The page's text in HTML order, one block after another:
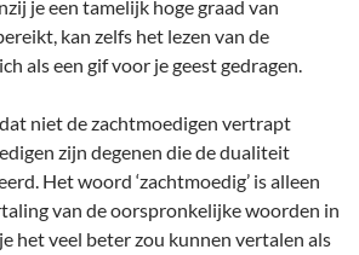
je een tamelijk hoge graad van
kan zelfs het lezen van de
als een gif voor je geest gedragen.
niet de zachtmoedigen vertrapt
zijn degenen die de dualiteit
Het woord ‘zachtmoedig’ is alleen
van de oorspronkelijke woorden in
het veel beter zou kunnen vertalen als